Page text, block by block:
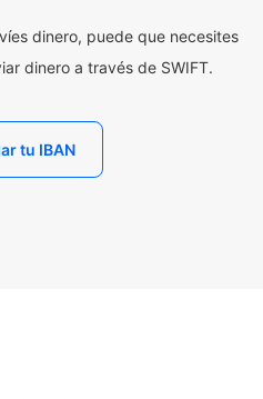
dinero, puede que necesites
dinero a través de SWIFT.
tu IBAN